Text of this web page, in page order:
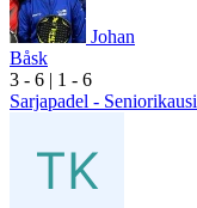
Johan
Båsk
3 - 6 | 1 - 6
Sarjapadel -